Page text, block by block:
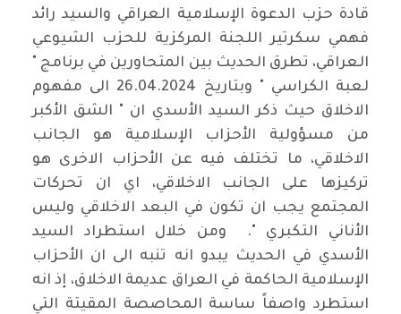
قادة حزب الدعوة الإسلامية العراقي والسيد رائد
فهمي سكرتير اللجنة المركزية للحزب الشيوعي
العراقي، تطرق الحديث بين المتحاورين في برنامج "
لعبة الكراسي " وبتاريخ 26.04.2024 الى مفهوم
الاخلاق حيث ذكر السيد الأسدي ان " الشق الأكبر
من مسؤولية الأحزاب الإسلامية هو الجانب
الاخلاقي، ما تختلف فيه عن الأحزاب الاخرى هو
تركيزها على الجانب الاخلاقي، اي ان تحركات
المجتمع يجب ان تكون في البعد الاخلاقي وليس
الأناني التكبري ". ومن خلال استطراد السيد
الأسدي في الحديث يبدو انه تنبه الى ان الأحزاب
الإسلامية الحاكمة في العراق عديمة الاخلاق، إذ انه
استطرد واصفاً ساسة المحاصصة المقيتة التي